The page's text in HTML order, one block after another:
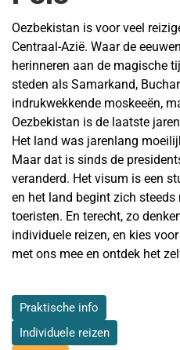
Oezbekistan is voor veel
Centraal-Azië. Waar de
herinneren aan de magische
steden als Samarkand,
indrukwekkende moskeeën,
Oezbekistan is de laatste
Het land was jarenlang
Maar dat is sinds de
veranderd. Het visum is een
en het land begint zich steeds
toeristen. En terecht, zo
individuele reizen, en kies
met ons mee en ontdek het
Praktische info
Individuele reizen